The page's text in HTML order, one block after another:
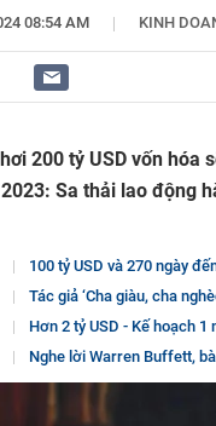
08:54 AM | KINH
200 tỷ USD vốn
Sa thải lao động
100 tỷ USD và 270 ngày đếm
Tác giả ‘Cha giàu, cha nghèo’ lại đúng: Tấm
Hơn 2 tỷ USD - Kế hoạch 1 mũi tên trúng 3 đích đen
Nghe lời Warren Buffett, bà nội trợ đổi đời nhờ